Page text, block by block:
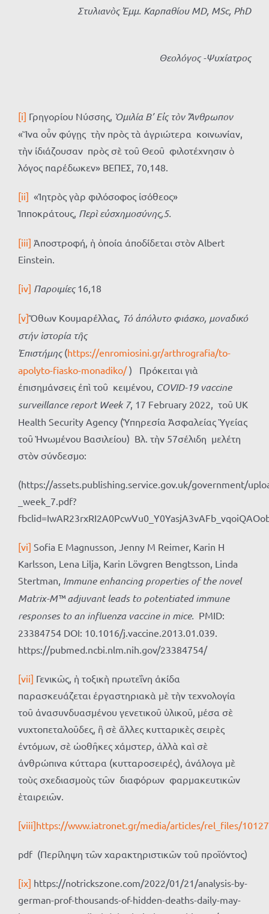
Στυλιανὸς Ἐμμ. Καρπαθίου MD, MSc, PhD
Θεολόγος -Ψυχίατρος
[i] Γρηγορίου Νύσσης, Ὁμιλία Β’ Εἰς τὸν Ἄνθρωπον
«Ἵνα οὖν φύγῃς τὴν πρὸς τὰ ἀγριώτερα κοινωνίαν,
τὴν ἰδιάζουσαν πρὸς σὲ τοῦ Θεοῦ φιλοτέχνησιν ὁ
λόγος παρέδωκεν» ΒΕΠΕΣ, 70,148.
[ii] «Ἰητρὸς γὰρ φιλόσοφος ἰσόθεος»
Ἱπποκράτους, Περὶ εὐσχημοσύνης,5.
[iii] Ἀποστροφή, ἡ ὁποία ἀποδίδεται στὸν Albert
Einstein.
[iv] Παροιμίες16,18
[v]Ὄθων Κουμαρέλλας, Τό ἀπόλυτο φιάσκο, μοναδικό
στήν ἱστορία τῆς
Ἐπιστήμης(https://enromiosini.gr/arthrografia/to-
apolyto-fiasko-monadiko/) Πρόκειται γιὰ
ἐπισημάνσεις ἐπὶ τοῦ κειμένου, COVID-19 vaccine
surveillance reportWeek7, 17 February 2022, τοῦ UK
Health Security Agency (Ὑπηρεσία Ἀσφαλείας Ὑγείας
τοῦ Ἡνωμένου Βασιλείου) Βλ. τὴν 57σέλιδη μελέτη
στὸν σύνδεσμο:
(https://assets.publishing.service.gov.uk/government/
_week_7.pdf?
[vi] Sofia E Magnusson, Jenny M Reimer, Karin H
Karlsson, Lena Lilja, Karin Lövgren Bengtsson, Linda
Stertman, Immune enhancing properties of the novel
Matrix-M™ adjuvant leads to potentiated immune
responses to an influenza vaccine in mice. PMID:
23384754 DOI: 10.1016/j.vaccine.2013.01.039.
https://pubmed.ncbi.nlm.nih.gov/23384754/
[vii] Γενικῶς, ἡ τοξικὴ πρωτεΐνη ἀκίδα
παρασκευάζεται ἐργαστηριακὰ μὲ τὴν τεχνολογία
τοῦ ἀνασυνδυασμένου γενετικοῦ ὑλικοῦ, μέσα σὲ
νυχτοπεταλοῦδες, ἢ σὲ ἄλλες κυτταρικὲς σειρὲς
ἐντόμων, σὲ ὠοθῆκες χάμστερ, ἀλλὰ καὶ σὲ
ἀνθρώπινα κύτταρα (κυτταροσειρές), ἀνάλογα μὲ
τοὺς σχεδιασμοὺς τῶν διαφόρων φαρμακευτικῶν
ἑταιρειῶν.
[viii]https://www.iatronet.gr/media/articles/rel_files/
pdf (Περίληψη τῶν χαρακτηριστικῶν τοῦ προϊόντος)
[ix] https://notrickszone.com/2022/01/21/analysis-by-
german-prof-thousands-of-hidden-deaths-daily-may-